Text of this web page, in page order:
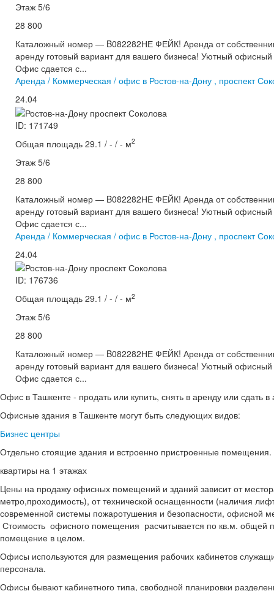
Этаж 5/6
28 800
Каталожный номер — B082282НЕ ФЕЙК! Аренда от
аренду готовый вариант для вашего бизнеса! Уютный
Офис сдается с...
Аренда / Коммерческая / офис в Ростов-на-Дону , проспект
24.04
ID: 171749
Общая площадь 29.1 / - / - м2
Этаж 5/6
28 800
Каталожный номер — B082282НЕ ФЕЙК! Аренда от
аренду готовый вариант для вашего бизнеса! Уютный
Офис сдается с...
Аренда / Коммерческая / офис в Ростов-на-Дону , проспект
24.04
ID: 176736
Общая площадь 29.1 / - / - м2
Этаж 5/6
28 800
Каталожный номер — B082282НЕ ФЕЙК! Аренда от
аренду готовый вариант для вашего бизнеса! Уютный
Офис сдается с...
Офис в Ташкенте - продать или купить, снять в аренду или сдать в
Офисные здания в Ташкенте могут быть следующих видов:
Бизнес центры
Отдельно стоящие здания и встроенно пристроенные помещения.
квартиры на 1 этажах
Цены на продажу офисных помещений и зданий зависит от
метро,проходимость), от технической оснащенности (наличия
современной системы пожаротушения и безопасности, офисной
Стоимость офисного помещения расчитывается по кв.м. общей
помещение в целом.
Офисы используются для размещения рабочих кабинетов
персонала.
Офисы бывают кабинетного типа, свободной планировки